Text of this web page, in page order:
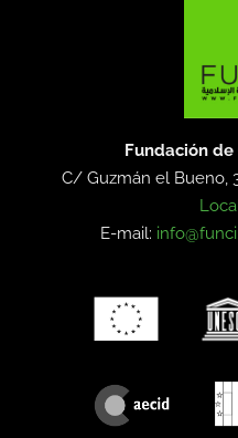
Fundación
C/ Guzmán el Bueno,
E-mail: